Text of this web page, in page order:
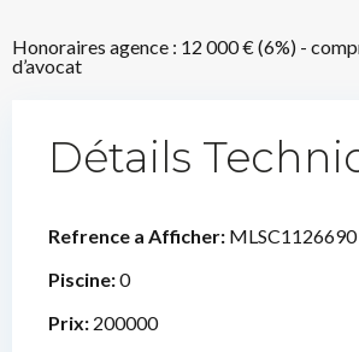
Honoraires agence : 12 000 € (6%) -
d’avocat
Détails
Refrence a Afficher: MLSC1126690
Piscine:0
Prix: 200000